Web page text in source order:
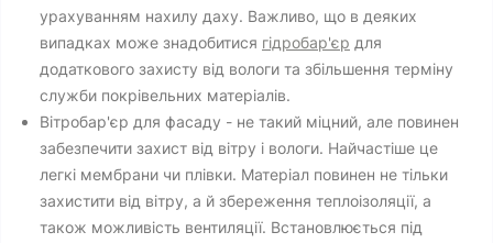
урахуванням нахилу даху. Важливо, що в деяких
випадках може знадобитися гідробар'єр для
додаткового захисту від вологи та збільшення терміну
служби покрівельних матеріалів.
Вітробар'єр для фасаду - не такий міцний, але повинен
забезпечити захист від вітру і вологи. Найчастіше це
легкі мембрани чи плівки. Матеріал повинен не тільки
захистити від вітру, а й збереження теплоізоляції, а
також можливість вентиляції. Встановлюється під